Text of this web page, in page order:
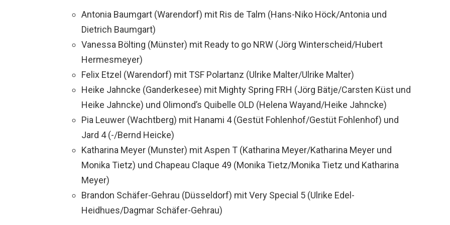
Antonia Baumgart (Warendorf) mit Ris de Talm (Hans-Niko Höck/Antonia und
Dietrich Baumgart)
Vanessa Bölting (Münster) mit Ready to go NRW (Jörg Winterscheid/Hubert
Hermesmeyer)
Felix Etzel (Warendorf) mit TSF Polartanz (Ulrike Malter/Ulrike Malter)
Heike Jahncke (Ganderkesee) mit Mighty Spring FRH (Jörg Bätje/Carsten Küst und
Heike Jahncke) und Olimond’s Quibelle OLD (Helena Wayand/Heike Jahncke)
Pia Leuwer (Wachtberg) mit Hanami 4 (Gestüt Fohlenhof/Gestüt Fohlenhof) und
Jard 4 (-/Bernd Heicke)
Katharina Meyer (Munster) mit Aspen T (Katharina Meyer/Katharina Meyer und
Monika Tietz) und Chapeau Claque 49 (Monika Tietz/Monika Tietz und Katharina
Meyer)
Brandon Schäfer-Gehrau (Düsseldorf) mit Very Special 5 (Ulrike Edel-
Heidhues/Dagmar Schäfer-Gehrau)